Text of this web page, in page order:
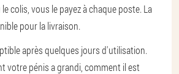
colis, vous le payez à chaque poste. La
pour la livraison.
après quelques jours d'utilisation.
votre pénis a grandi, comment il est